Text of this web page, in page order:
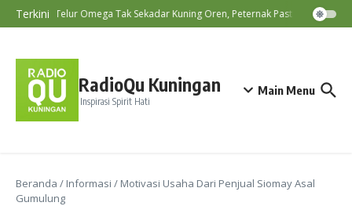
Lewati ke konten
Terkini Telur Omega Tak Sekadar Kuning Oren, Peternak Pastikan
RadioQu Kuningan
Inspirasi Spirit Hati
Main Menu
Beranda / Informasi / Motivasi Usaha Dari Penjual Siomay Asal
Gumulung